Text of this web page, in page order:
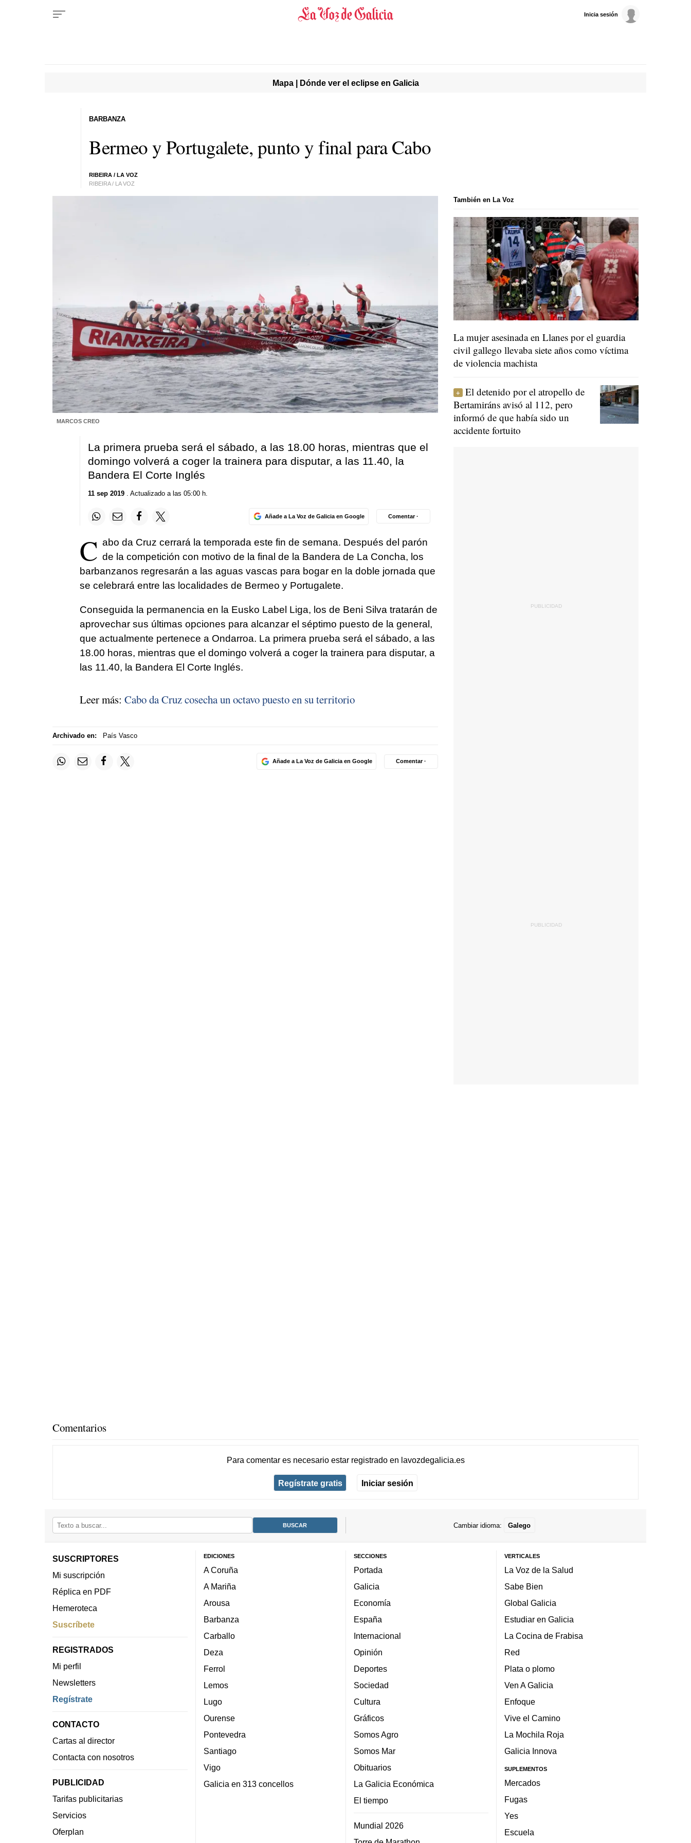
Inicia sesión
Mapa | Dónde ver el eclipse en Galicia
Bermeo y Portugalete, punto y final para Cabo
RIBEIRA / LA VOZ
RIBEIRA / LA VOZ
BARBANZA
MARCOS CREO
La primera prueba será el sábado, a las 18.00 horas, mientras que el
domingo volverá a coger la trainera para disputar, a las 11.40, la
Bandera El Corte Inglés
11 sep 2019. Actualizado a las 05:00 h.
Añade a La Voz de Galicia en Google Comentar ·
C abo da Cruz cerrará la temporada este fin de semana. Después del parón
de la competición con motivo de la final de la Bandera de La Concha, los
barbanzanos regresarán a las aguas vascas para bogar en la doble jornada que
se celebrará entre las localidades de Bermeo y Portugalete.
Conseguida la permanencia en la Eusko Label Liga, los de Beni Silva tratarán de
aprovechar sus últimas opciones para alcanzar el séptimo puesto de la general,
que actualmente pertenece a Ondarroa. La primera prueba será el sábado, a las
18.00 horas, mientras que el domingo volverá a coger la trainera para disputar, a
las 11.40, la Bandera El Corte Inglés.
Leer más: Cabo da Cruz cosecha un octavo puesto en su territorio
Archivado en: País Vasco
Añade a La Voz de Galicia en Google Comentar ·
También en La Voz
La mujer asesinada en Llanes por el guardia
civil gallego llevaba siete años como víctima
de violencia machista
El detenido por el atropello de
Bertamiráns avisó al 112, pero
informó de que había sido un
accidente fortuito
Comentarios
Para comentar es necesario estar registradoen lavozdegalicia.es
Regístrate gratis Iniciar sesión
Cambiar idioma: Galego
SUSCRIPTORES
Mi suscripción
Réplica en PDF
Hemeroteca
Suscríbete
REGISTRADOS
Mi perfil
Newsletters
Regístrate
CONTACTO
Cartas al director
Contacta con nosotros
PUBLICIDAD
Tarifas publicitarias
Servicios
Oferplan
EDICIONES
A Coruña
A Mariña
Arousa
Barbanza
Carballo
Deza
Ferrol
Lemos
Lugo
Ourense
Pontevedra
Santiago
Vigo
Galicia en 313 concellos
SECCIONES
Portada
Galicia
Economía
España
Internacional
Opinión
Deportes
Sociedad
Cultura
Gráficos
Somos Agro
Somos Mar
Obituarios
La Galicia Económica
El tiempo
Mundial 2026
VERTICALES
La Voz de la Salud
Sabe Bien
Global Galicia
Estudiar en Galicia
La Cocina de Frabisa
Red
Plata o plomo
Ven A Galicia
Enfoque
Vive el Camino
La Mochila Roja
Galicia Innova
SUPLEMENTOS
Mercados
Fugas
Yes
Escuela